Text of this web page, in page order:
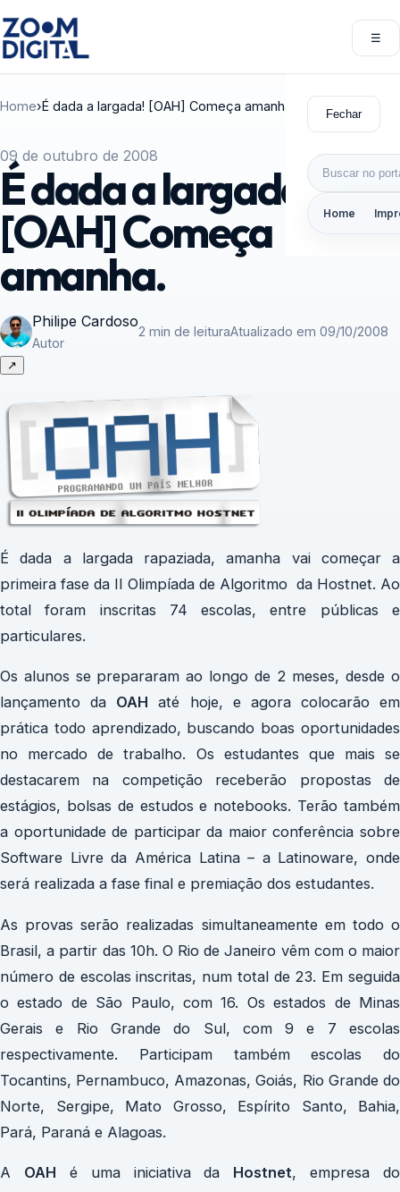
☰
Fechar
Buscar por:
Home
Home›É dada a largada! [OAH] Começa amanha.
09 de outubro de 2008
É dada a largada!
[OAH] Começa
amanha.
Philipe Cardoso
Autor
2 min de leituraAtualizado em 09/10/2008
↗
É dada a largada rapaziada, amanha vai começar a
primeira fase da II Olimpíada de Algoritmo da Hostnet. Ao
total foram inscritas 74 escolas, entre públicas e
particulares.
Os alunos se prepararam ao longo de 2 meses, desde o
lançamento da OAH até hoje, e agora colocarão em
prática todo aprendizado, buscando boas oportunidades
no mercado de trabalho. Os estudantes que mais se
destacarem na competição receberão propostas de
estágios, bolsas de estudos e notebooks. Terão também
a oportunidade de participar da maior conferência sobre
Software Livre da América Latina – a Latinoware, onde
será realizada a fase final e premiação dos estudantes.
As provas serão realizadas simultaneamente em todo o
Brasil, a partir das 10h. O Rio de Janeiro vêm com o maior
número de escolas inscritas, num total de 23. Em seguida
o estado de São Paulo, com 16. Os estados de Minas
Gerais e Rio Grande do Sul, com 9 e 7 escolas
respectivamente. Participam também escolas do
Tocantins, Pernambuco, Amazonas, Goiás, Rio Grande do
Norte, Sergipe, Mato Grosso, Espírito Santo, Bahia,
Pará, Paraná e Alagoas.
A OAH é uma iniciativa da Hostnet, empresa do